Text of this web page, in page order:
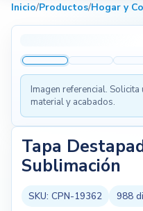
Inicio/Productos/Hogar y
Imagen referencial.
material y acabados.
Tapa
Sublimación
SKU: CPN-19362 988